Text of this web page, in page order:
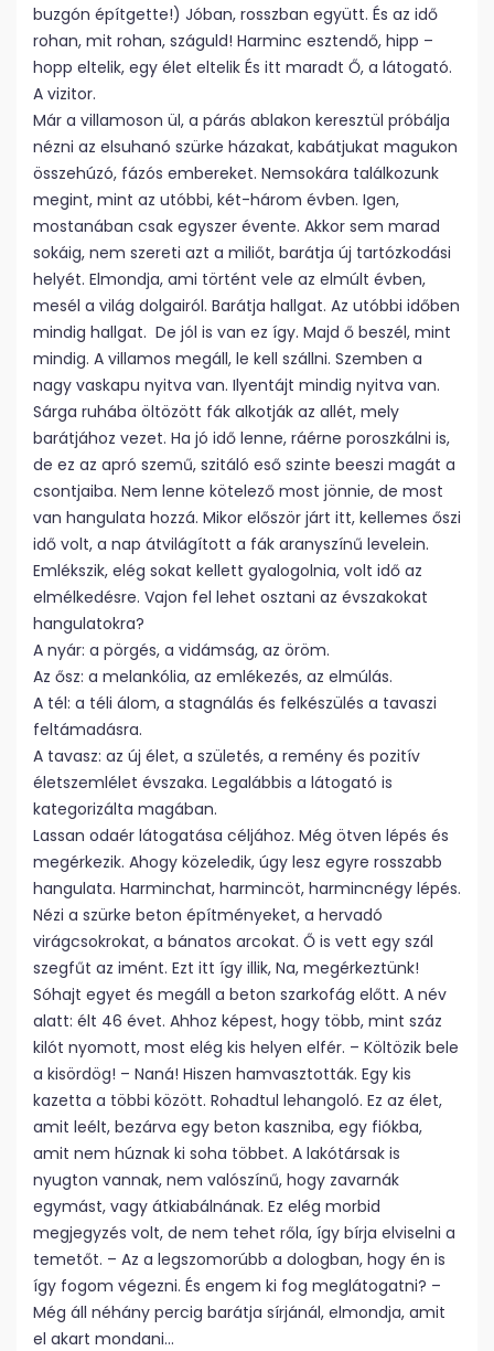
buzgón építgette!) Jóban, rosszban együtt. És az idő
rohan, mit rohan, száguld! Harminc esztendő, hipp –
hopp eltelik, egy élet eltelik És itt maradt Ő, a látogató.
A vizitor.
Már a villamoson ül, a párás ablakon keresztül próbálja
nézni az elsuhanó szürke házakat, kabátjukat magukon
összehúzó, fázós embereket. Nemsokára találkozunk
megint, mint az utóbbi, két-három évben. Igen,
mostanában csak egyszer évente. Akkor sem marad
sokáig, nem szereti azt a miliőt, barátja új tartózkodási
helyét. Elmondja, ami történt vele az elmúlt évben,
mesél a világ dolgairól. Barátja hallgat. Az utóbbi időben
mindig hallgat. De jól is van ez így. Majd ő beszél, mint
mindig. A villamos megáll, le kell szállni. Szemben a
nagy vaskapu nyitva van. Ilyentájt mindig nyitva van.
Sárga ruhába öltözött fák alkotják az allét, mely
barátjához vezet. Ha jó idő lenne, ráérne poroszkálni is,
de ez az apró szemű, szitáló eső szinte beeszi magát a
csontjaiba. Nem lenne kötelező most jönnie, de most
van hangulata hozzá. Mikor először járt itt, kellemes őszi
idő volt, a nap átvilágított a fák aranyszínű levelein.
Emlékszik, elég sokat kellett gyalogolnia, volt idő az
elmélkedésre. Vajon fel lehet osztani az évszakokat
hangulatokra?
A nyár: a pörgés, a vidámság, az öröm.
Az ősz: a melankólia, az emlékezés, az elmúlás.
A tél: a téli álom, a stagnálás és felkészülés a tavaszi
feltámadásra.
A tavasz: az új élet, a születés, a remény és pozitív
életszemlélet évszaka. Legalábbis a látogató is
kategorizálta magában.
Lassan odaér látogatása céljához. Még ötven lépés és
megérkezik. Ahogy közeledik, úgy lesz egyre rosszabb
hangulata. Harminchat, harmincöt, harmincnégy lépés.
Nézi a szürke beton építményeket, a hervadó
virágcsokrokat, a bánatos arcokat. Ő is vett egy szál
szegfűt az imént. Ezt itt így illik, Na, megérkeztünk!
Sóhajt egyet és megáll a beton szarkofág előtt. A név
alatt: élt 46 évet. Ahhoz képest, hogy több, mint száz
kilót nyomott, most elég kis helyen elfér. – Költözik bele
a kisördög! – Naná! Hiszen hamvasztották. Egy kis
kazetta a többi között. Rohadtul lehangoló. Ez az élet,
amit leélt, bezárva egy beton kaszniba, egy fiókba,
amit nem húznak ki soha többet. A lakótársak is
nyugton vannak, nem valószínű, hogy zavarnák
egymást, vagy átkiabálnának. Ez elég morbid
megjegyzés volt, de nem tehet rőla, így bírja elviselni a
temetőt. – Az a legszomorúbb a dologban, hogy én is
így fogom végezni. És engem ki fog meglátogatni? –
Még áll néhány percig barátja sírjánál, elmondja, amit
el akart mondani…